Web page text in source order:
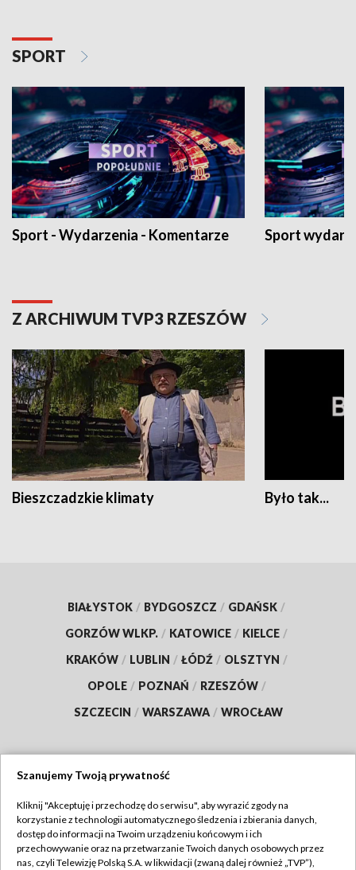
SPORT
Sport - Wydarzenia - Komentarze Sport
Z ARCHIWUM TVP3 RZESZÓW
Bieszczadzkie klimaty Było tak...
BIAŁYSTOK / BYDGOSZCZ / GDAŃSK /
GORZÓW WLKP. / KATOWICE / KIELCE /
KRAKÓW / LUBLIN / ŁÓDŹ / OLSZTYN /
OPOLE / POZNAŃ / RZESZÓW /
SZCZECIN / WARSZAWA / WROCŁAW
TVP
Abonament TVP
Regulamin TVP
Szanujemy Twoją prywatność
Kliknij "Akceptuję i przechodzę do serwisu", aby wyrazić zgody na
korzystanie z technologii automatycznego śledzenia i zbierania danych,
dostęp do informacji na Twoim urządzeniu końcowym i ich
przechowywanie oraz na przetwarzanie Twoich danych osobowych przez
nas, czyli Telewizję Polską S.A. w likwidacji (zwaną dalej również „TVP”),